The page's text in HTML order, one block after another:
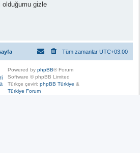
olduğumu gizle
Tüm zamanlar UTC+03:00
Powered by phpBB® Forum
Software © phpBB Limited
Türkçe çeviri: phpBB Türkiye &
Türkiye Forum